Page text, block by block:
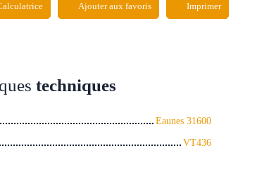
Ajouter aux favoris Imprimer
techniques
Eaunes 31600
VT436